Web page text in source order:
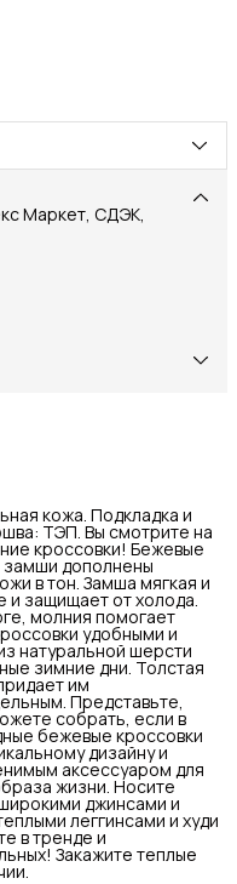
Маркет, СДЭК,
кожа. Подкладка и
ТЭП. Вы смотрите на
кроссовки! Бежевые
замши дополнены
в тон. Замша мягкая и
и защищает от холода.
молния помогает
удобными и
натуральной шерсти
зимние дни. Толстая
им
Представьте,
собрать, если в
бежевые кроссовки
дизайну и
аксессуаром для
жизни. Носите
джинсами и
леггинсами и худи
в тренде и
Закажите теплые